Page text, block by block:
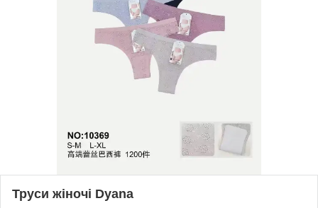
Труси жіночі Dyana